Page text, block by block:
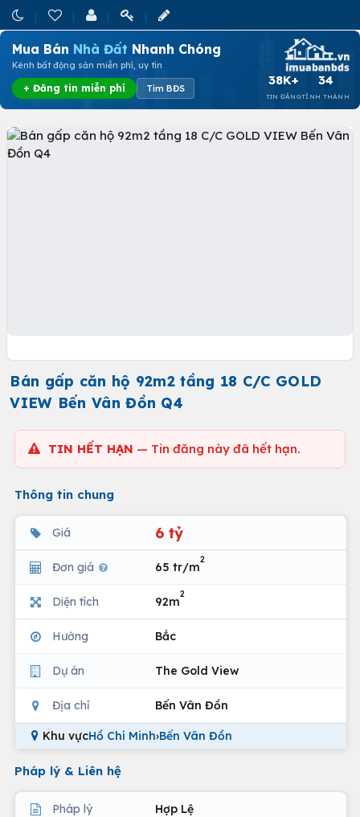
Mua Bán Nhà Đất Nhanh Chóng
Kênh bất động sản miễn phí, uy tín
+ Đăng tin miễn phí Tìm BĐS
38K+
TIN ĐĂNG
34
TỈNH THÀNH
Bán gấp căn hộ 92m2 tầng 18 C/C GOLD
VIEW Bến Vân Đồn Q4
TIN HẾT HẠN — Tin đăng này đã hết hạn.
Thông tin chung
Giá 6 tỷ
Đơn giá 65 tr/m
2
Diện tích 92m
2
Hướng Bắc
Dự án The Gold View
Địa chỉ Bến Vân Đồn
Khu vựcHồ Chí Minh›Bến Vân Đồn
Pháp lý & Liên hệ
Pháp lý Hợp Lệ